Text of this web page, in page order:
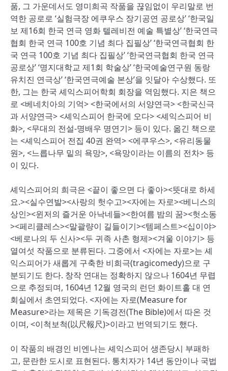
품, 그 가운데서도 영미희곡 작품을 끊임없이 우리말로 번
역한 공로로 ‘실험극장 에쿠우스 장기공연 공로상’ ‘한국일
보 제16회 한국 연극 영화 텔레비전 예술 특별상’ ‘한국연극
협회 한국 연극 100호 기념 최다 집필상’ ‘한국연극협회 한
국 연극 100호 기념 최다 집필상’ ‘한국연극협회 한국 연극
공로상’ ‘명지대학교 제1회 학술상’ ‘한국예술연구원 동랑
유치진 연극상’ ‘한국연극예술 본상’을 잇달아 수상했다. 또
한, 그는 한국 셰익스피어학회 회장을 역임했다. 지은 책으
로 <베네치아의 기억> <한국에서의 서양연극> <한국신극
과 서양연극> <셰익스피어 한국에 오다> <셰익스피어 비
화>, <무대의 전설-명배우 명연기> 등이 있다. 옮긴 책으로
는 <셰익스피어 전집 40권 완역> <에쿠우스>, <유리동물
원>, <느릅나무 밑의 욕망>, <욕망이라는 이름의 전차> 등
이 있다.
셰익스피어의 희극은 <끝이 좋으면 다 좋아><뜻대로 하세
요.><실수연발><사랑의 헛수고><자에는 자로><베니스의
상인><윈저의 즐거운 아낙네들><한여름 밤의 꿈><헛소동
><페리클레스><말괄량이 길들이기><템페스트><십이야>
<베로나의 두 신사><두 귀족 사촌 형제><겨울 이야기> 등
열여섯 작품으로 분류된다. 그중에서 <자에는 자로>는 셰
익스피어가 새롭게 구축한 비희극(tragicomedy)으로 구
분되기도 한다. 창작 연대는 정확하지 않으나 1604년 무렵
으로 추정되며, 1604년 12월 영국의 런던 화이트홀 대 연
회실에서 초연되었다. <자에는 자로(Measure for
Measure>라는 제목은 기독경전(The Bible)에서 따온 것
이며, <이척보척(以尺報尺)>이라고 번역되기도 했다.
이 작품의 배경인 비엔나는 셰익스피어 생존당시 부패하
고, 문란한 도시로 표현된다. 통치자가 14년 동안이나 국법